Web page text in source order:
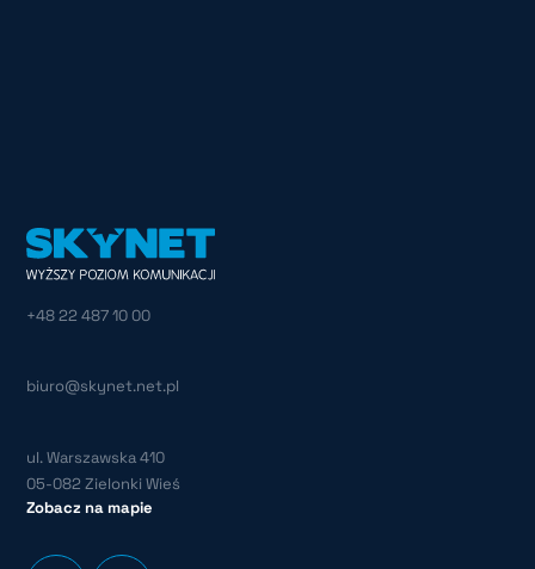
+48 22 487 10 00
biuro@skynet.net.pl
ul. Warszawska 410
05-082 Zielonki Wieś
Zobacz na mapie